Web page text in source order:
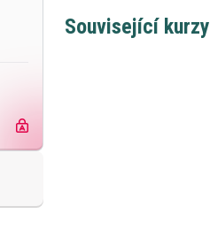
Související kurzy